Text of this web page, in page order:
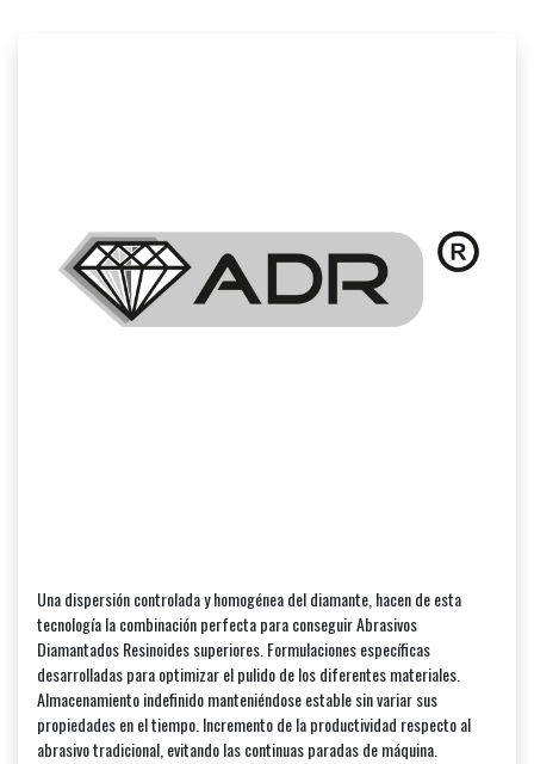
Una dispersión controlada y homogénea del diamante, hacen de esta
tecnología la combinación perfecta para conseguir Abrasivos
Diamantados Resinoides superiores. Formulaciones específicas
desarrolladas para optimizar el pulido de los diferentes materiales.
Almacenamiento indefinido manteniéndose estable sin variar sus
propiedades en el tiempo. Incremento de la productividad respecto al
abrasivo tradicional, evitando las continuas paradas de máquina.